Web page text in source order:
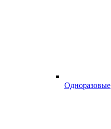
Одноразовые